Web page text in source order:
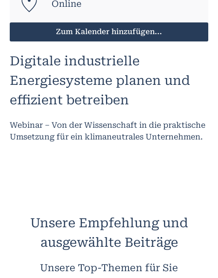
Online
Zum Kalender hinzufügen...
Digitale industrielle
Energiesysteme planen und
effizient betreiben
Webinar – Von der Wissenschaft in die praktische
Umsetzung für ein klimaneutrales Unternehmen.
Unsere Empfehlung und
ausgewählte Beiträge
Unsere Top-Themen für Sie